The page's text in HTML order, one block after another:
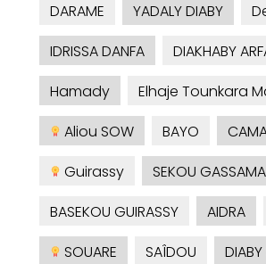
DARAME
YADALY DIABY
IDRISSA DANFA
DIAKHABY
Hamady
Elhaje Tounkara
Aliou SOW
BAYO
Guirassy
SEKOU GASSAMA
BASEKOU GUIRASSY
AIDRA
SOUARE
SAÎDOU